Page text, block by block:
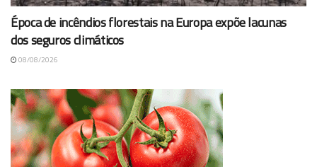
Época de incêndios florestais na Europa expõe lacunas
dos seguros climáticos
08/08/2026